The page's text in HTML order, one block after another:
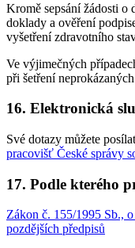
Kromě sepsání žádosti
doklady a ověření
vyšetření zdravotního
Ve výjimečných
při šetření
16. Elektronická
Své dotazy můžete
pracovišť České správy
17. Podle kterého
Zákon č. 155/1995 Sb.,
pozdějších předpisů